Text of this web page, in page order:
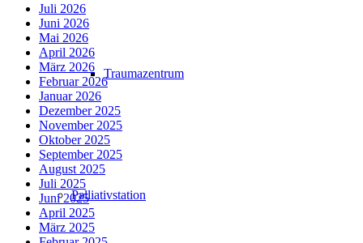
Traumazentrum
Palliativstation
Juli 2026
Juni 2026
Mai 2026
April 2026
März 2026
Februar 2026
Januar 2026
Dezember 2025
November 2025
Oktober 2025
September 2025
August 2025
Juli 2025
Juni 2025
April 2025
März 2025